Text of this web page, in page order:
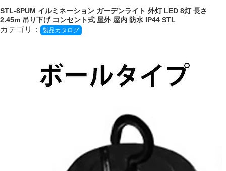
STL-8PUM イルミネーション ガーデンライト 外灯 LED 8灯 長さ
2.45m 吊り下げ コンセント式 屋外 屋内 防水 IP44 STL
カテゴリ： 製品カタログ